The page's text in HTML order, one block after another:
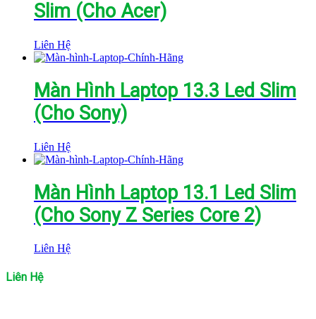
Slim (Cho Acer)
Liên Hệ
Màn Hình Laptop 13.3 Led Slim
(Cho Sony)
Liên Hệ
Màn Hình Laptop 13.1 Led Slim
(Cho Sony Z Series Core 2)
Liên Hệ
Liên Hệ